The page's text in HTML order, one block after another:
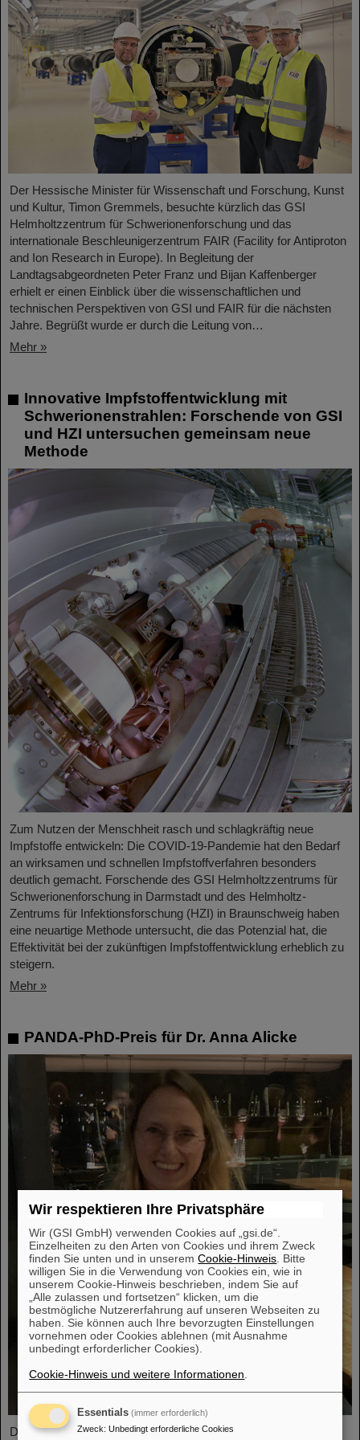
Der Hessische Minister für Wissenschaft und Forschung, Kunst
und Kultur, Timon Gremmels, besuchte kürzlich das GSI
Helmholtzzentrum für Schwerionenforschung und das
internationale Beschleunigerzentrum FAIR (Facility for Antiproton
and Ion Research in Europe). In Begleitung der
Landtagsabgeordneten Peter Franz und Bijan Kaffenberger
erhielt er einen Einblick über die wissenschaftlichen und
technischen Perspektiven von GSI und FAIR für die nächsten
Jahre. Begrüßt wurde er durch die Leitung von…
Mehr »
Innovative Impfstoffentwicklung mit
Schwerionenstrahlen: Forschende von GSI
und HZI untersuchen gemeinsam neue
Methode
Zum Nutzen der Menschheit rasch und schlagkräftig neue
Impfstoffe entwickeln: Die COVID-19-Pandemie hat den Bedarf
an wirksamen und schnellen Impfstoffverfahren besonders
deutlich gemacht. Forschende des GSI Helmholtzzentrums für
Schwerionenforschung in Darmstadt und des Helmholtz-
Zentrums für Infektionsforschung (HZI) in Braunschweig haben
eine neuartige Methode untersucht, die das Potenzial hat, die
Effektivität bei der zukünftigen Impfstoffentwicklung erheblich zu
steigern.
Mehr »
PANDA-PhD-Preis für Dr. Anna Alicke
Der PANDA-PhD-Preis 2023 wurde an Anna Alicke (FZ
Wir respektieren Ihre Privatsphäre
Wir (GSI GmbH) verwenden Cookies auf „gsi.de“.
Einzelheiten zu den Arten von Cookies und ihrem Zweck
finden Sie unten und in unseremCookie-Hinweis . Bitte
willigen Sie in die Verwendung von Cookies ein, wie in
unserem Cookie-Hinweis beschrieben, indem Sie auf
„Alle zulassen und fortsetzen“ klicken, um die
bestmögliche Nutzererfahrung auf unseren Webseiten zu
haben. Sie können auch Ihre bevorzugten Einstellungen
vornehmen oder Cookies ablehnen (mit Ausnahme
unbedingt erforderlicher Cookies).
Cookie-Hinweis und weitere Informationen
Essentials (immer erforderlich)
Zweck: Unbedingt erforderliche Cookies